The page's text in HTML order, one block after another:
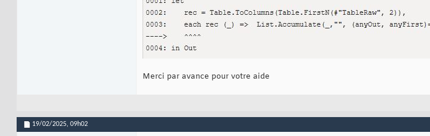
Merci par avance pour votre aide
19/02/2025, 09h02